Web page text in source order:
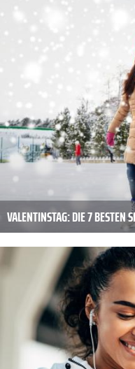
VALENTINSTAG: DIE 7 BESTEN